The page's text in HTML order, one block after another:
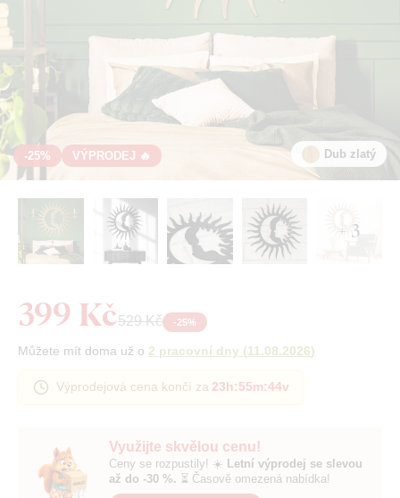
-25% VÝPRODEJ 🔥 Dub zlatý
+ 3
Využijte skvělou cenu!
Ceny se rozpustily! ☀️ Letní výprodej se slevou
až do -30 %. ⏳ Časově omezená nabídka!
399 Kč529 Kč -25%
Můžete mít doma už o 2 pracovní dny (11.08.2026)
Výprodejová cena končí za 23h:55m:43v